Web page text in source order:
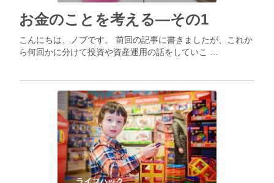
お金のことを考える―その1
こんにちは、ノブです。 前回の記事に書きましたが、これか
ら何回かに分けて投資や資産運用の話をしていこ …